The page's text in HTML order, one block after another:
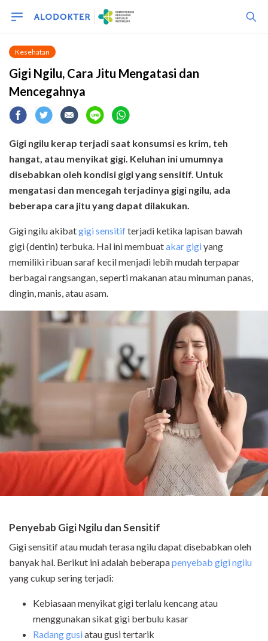
Kesehatan
Gigi Ngilu, Cara Jitu Mengatasi dan
Mencegahnya
Gigi ngilu kerap terjadi saat konsumsi es krim, teh
hangat, atau menyikat gigi. Keluhan ini umumnya
disebabkan oleh kondisi gigi yang sensitif. Untuk
mengatasi dan mencegah terjadinya gigi ngilu, ada
beberapa cara jitu yang dapat dilakukan.
Gigi ngilu akibatgigi sensitifterjadi ketika lapisan bawah
gigi (dentin) terbuka. Hal ini membuatakar gigiyang
memiliki ribuan saraf kecil menjadi lebih mudah terpapar
berbagai rangsangan, seperti makanan atau minuman panas,
dingin, manis, atau asam.
Penyebab Gigi Ngilu dan Sensitif
Gigi sensitif atau mudah terasa ngilu dapat disebabkan oleh
banyak hal. Berikut ini adalah beberapapenyebab gigi ngilu
yang cukup sering terjadi:
Kebiasaan menyikat gigi terlalu kencang atau
menggunakan sikat gigi berbulu kasar
Radang gusiatau gusi tertarik